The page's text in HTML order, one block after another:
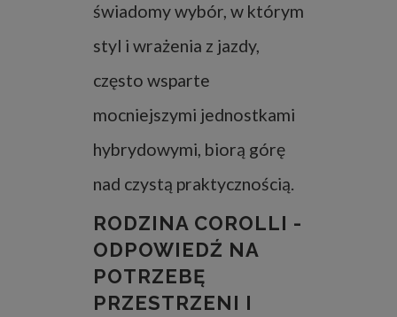
świadomy wybór, w którym
styl i wrażenia z jazdy,
często wsparte
mocniejszymi jednostkami
hybrydowymi, biorą górę
nad czystą praktycznością.
RODZINA COROLLI -
ODPOWIEDŹ NA
POTRZEBĘ
PRZESTRZENI I